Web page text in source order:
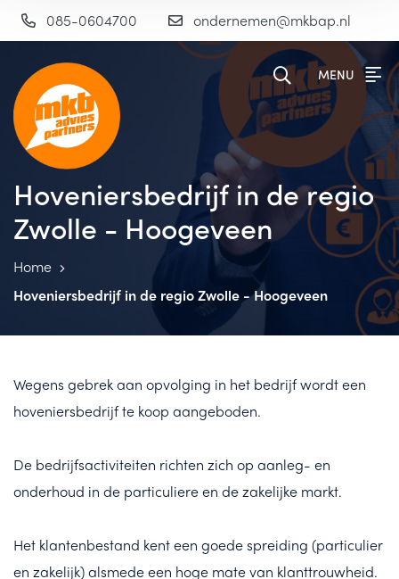
085-0604700 ondernemen@mkbap.nl
MENU
Hoveniersbedrijf in de regio
Zwolle - Hoogeveen
Home
Hoveniersbedrijf in de regio Zwolle - Hoogeveen
Wegens gebrek aan opvolging in het bedrijf wordt een
hoveniersbedrijf te koop aangeboden.
De bedrijfsactiviteiten richten zich op aanleg- en
onderhoud in de particuliere en de zakelijke markt.
Het klantenbestand kent een goede spreiding (particulier
en zakelijk) alsmede een hoge mate van klanttrouwheid.